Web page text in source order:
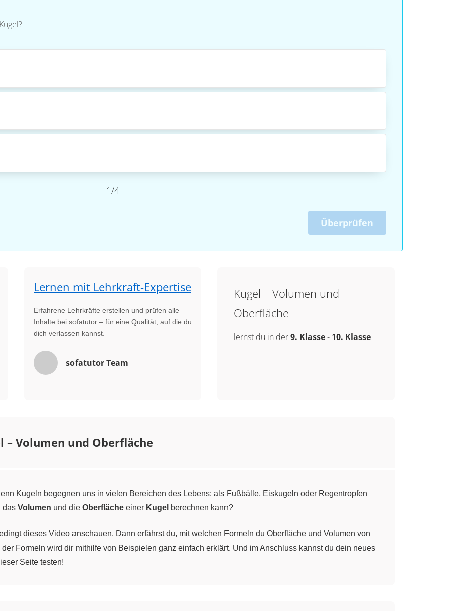
1/4
Überprüfen
Lernen mit Lehrkraft-Expertise
Erfahrene Lehrkräfte erstellen und prüfen alle
Inhalte bei sofatutor – für eine Qualität, auf die du
dich verlassen kannst.
sofatutor Team
Kugel – Volumen und
Oberfläche
lernst du in der9. Klasse- 10. Klasse
– Volumen und Oberfläche
Kugeln begegnen uns in vielen Bereichen des Lebens: als Fußbälle, Eiskugeln oder Regentropfen
das Volumen und die Oberfläche einer Kugel berechnen kann?
dieses Video anschauen. Dann erfährst du, mit welchen Formeln du Oberfläche und Volumen von
Formeln wird dir mithilfe von Beispielen ganz einfach erklärt. Und im Anschluss kannst du dein neues
Seite testen!